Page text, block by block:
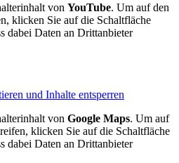
von YouTube. Um auf den
klicken Sie auf die Schaltfläche
dabei Daten an Drittanbieter
und Inhalte entsperren
von Google Maps. Um auf
klicken Sie auf die Schaltfläche
dabei Daten an Drittanbieter